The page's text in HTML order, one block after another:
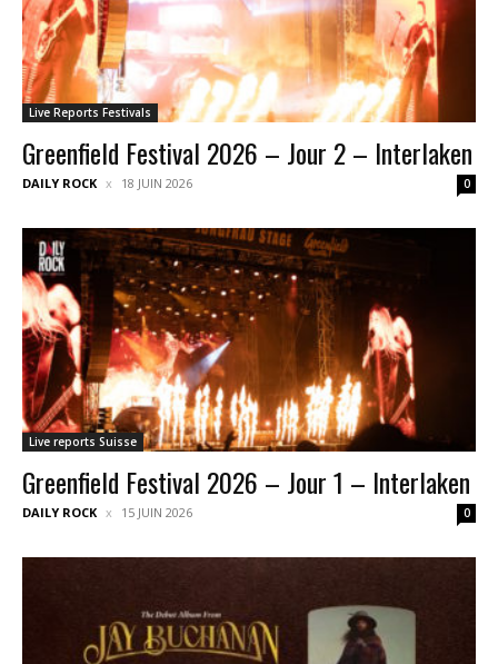
Live Reports Festivals
Greenfield Festival 2026 – Jour 2 – Interlaken
DAILY ROCK 18 JUIN 2026 0
Live reports Suisse
Greenfield Festival 2026 – Jour 1 – Interlaken
DAILY ROCK 15 JUIN 2026 0